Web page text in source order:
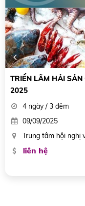
HỘI CHỢ TRIỂN
NORTH AMERICA
8 ngày / 7 đêm
14/03/2025
Boston Convention
liên hệ